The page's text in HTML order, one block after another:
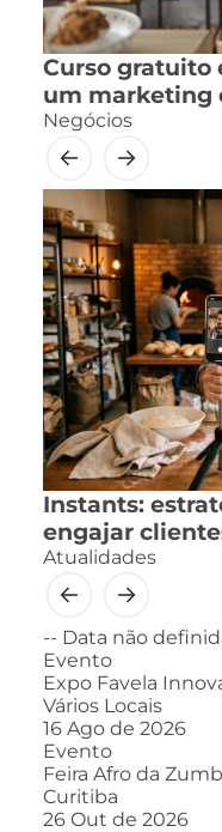
Curso gratuito
um marketing
Negócios
Instants:
engajar
Atualidades
-- Data não
Evento
Expo Favela
Vários Locais
16 Ago de 2026
Evento
Feira Afro da
Curitiba
26 Out de 2026